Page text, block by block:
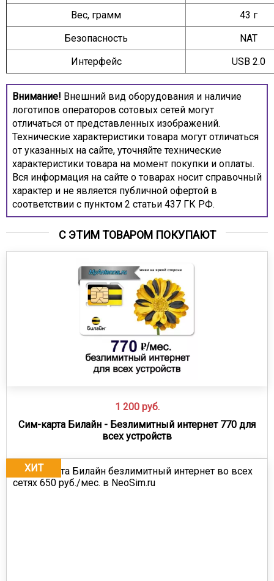
Вес, грамм
43 г
Безопасность
NAT
Интерфейс
USB 2.0
Внимание! Внешний вид оборудования и наличие
логотипов операторов сотовых сетей могут
отличаться от представленных изображений.
Технические характеристики товара могут отличаться
от указанных на сайте, уточняйте технические
характеристики товара на момент покупки и оплаты.
Вся информация на сайте о товарах носит справочный
характер и не является публичной офертой в
соответствии с пунктом 2 статьи 437 ГК РФ.
С ЭТИМ ТОВАРОМ ПОКУПАЮТ
1 200 руб.
Сим-карта Билайн - Безлимитный интернет 770 для
всех устройств
ХИТ